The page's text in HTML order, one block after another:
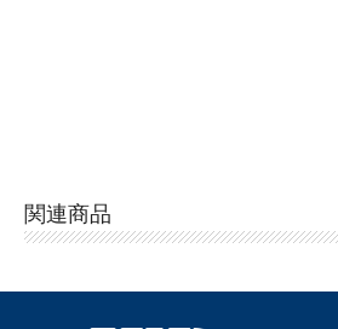
関連商品